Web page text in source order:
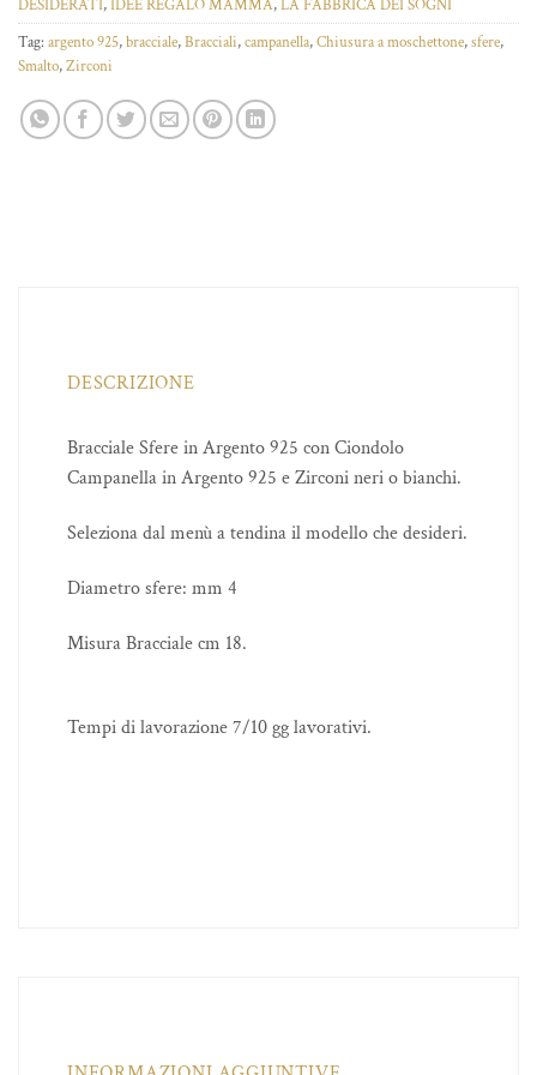
DESIDERATI,IDEE REGALO MAMMA,LA FABBRICA DEI SOGNI
Tag: argento 925,bracciale,Bracciali,campanella,Chiusura a moschettone,sfere,
Smalto,Zirconi
DESCRIZIONE
Bracciale Sfere in Argento 925 con Ciondolo
Campanella in Argento 925 e Zirconi neri o bianchi.
Seleziona dal menù a tendina il modello che desideri.
Diametro sfere: mm 4
Misura Bracciale cm 18.
Tempi di lavorazione 7/10 gg lavorativi.